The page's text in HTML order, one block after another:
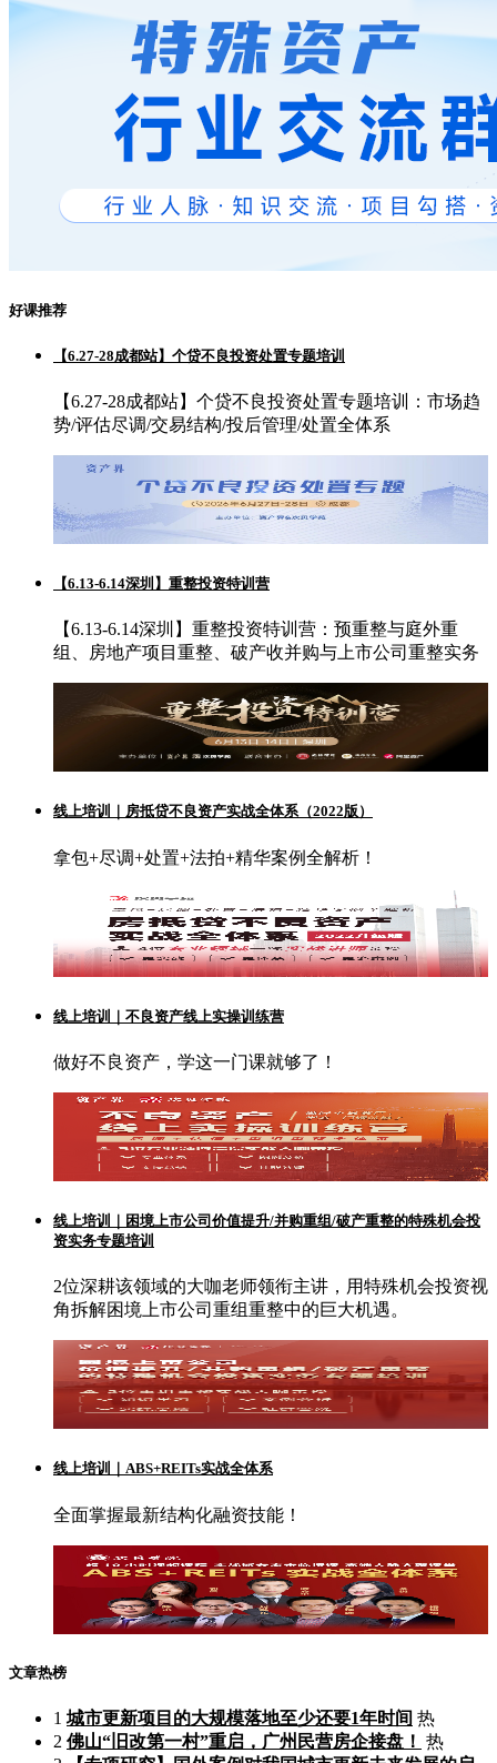
好课推荐
【6.27-28成都站】个贷不良投资处置专题培训
【6.27-28成都站】个贷不良投资处置专题培训：市场趋
势/评估尽调/交易结构/投后管理/处置全体系
【6.13-6.14深圳】重整投资特训营
【6.13-6.14深圳】重整投资特训营：预重整与庭外重
组、房地产项目重整、破产收并购与上市公司重整实务
线上培训｜房抵贷不良资产实战全体系（2022版）
拿包+尽调+处置+法拍+精华案例全解析！
线上培训｜不良资产线上实操训练营
做好不良资产，学这一门课就够了！
线上培训｜困境上市公司价值提升/并购重组/破产重整的特殊机会投
资实务专题培训
2位深耕该领域的大咖老师领衔主讲，用特殊机会投资视
角拆解困境上市公司重组重整中的巨大机遇。
线上培训｜ABS+REITs实战全体系
全面掌握最新结构化融资技能！
文章热榜
1 城市更新项目的大规模落地至少还要1年时间 热
2 佛山“旧改第一村”重启，广州民营房企接盘！ 热